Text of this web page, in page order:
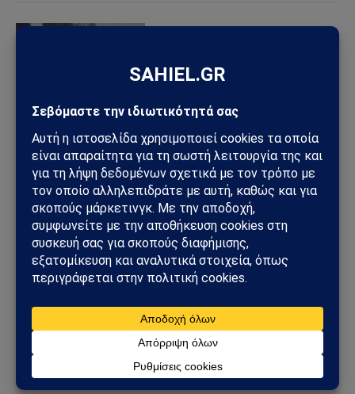
και 170 άρματα μάχης
Κίνα: Άρματα μάχης
βγήκαν στους δρόμους για
να προστατεύσουν
τράπεζες από το λαό!